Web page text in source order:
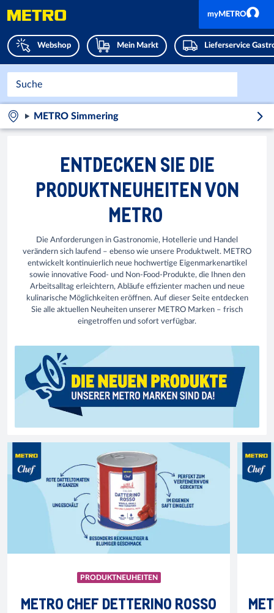
Webshop Mein Markt Lieferservice
myMETRO
METRO Simmering
ENTDECKEN SIE DIE
PRODUKTNEUHEITEN VON
METRO
Die Anforderungen in Gastronomie, Hotellerie und Handel
verändern sich laufend – ebenso wie unsere Produktwelt. METRO
entwickelt kontinuierlich neue hochwertige Eigenmarkenartikel
sowie innovative Food- und Non-Food-Produkte, die Ihnen den
Arbeitsalltag erleichtern, Abläufe effizienter machen und neue
kulinarische Möglichkeiten eröffnen. Auf dieser Seite entdecken
Sie alle aktuellen Neuheiten unserer METRO Marken – frisch
eingetroffen und sofort verfügbar.
PRODUKTNEUHEITEN
METRO CHEF DETTERINO ROSSO